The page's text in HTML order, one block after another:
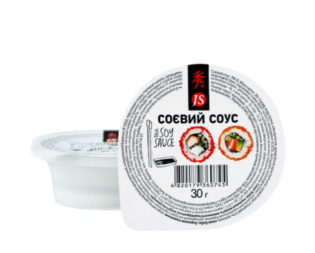
ЧИТАТИ ДАЛІ